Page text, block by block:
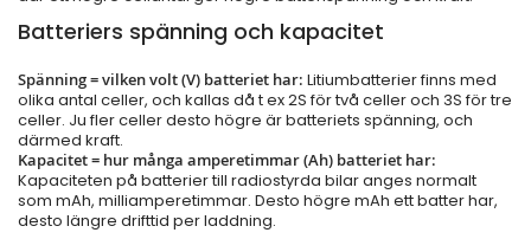
Batteriers spänning och kapacitet
Spänning = vilken volt (V) batteriet har: Litiumbatterier finns med
olika antal celler, och kallas då t ex 2S för två celler och 3S för tre
celler. Ju fler celler desto högre är batteriets spänning, och
därmed kraft.
Kapacitet = hur många amperetimmar (Ah) batteriet har:
Kapaciteten på batterier till radiostyrda bilar anges normalt
som mAh, milliamperetimmar. Desto högre mAh ett batter har,
desto längre drifttid per laddning.